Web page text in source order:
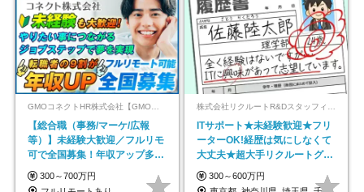
GMOコネクトHR株式会社【GMOインターネットグループ】
【総合職（事務/マーケ/広報
等）】未経験大歓迎／フルリモ
可で全国募集！年収アップ多数
★年休最大130日★
300～700万円
ITサポート★未経験歓迎★フリ
ーターOK!経歴は気にしなくて
大丈夫★超大手リクルートグル
ープの正社員/sg
300～600万円